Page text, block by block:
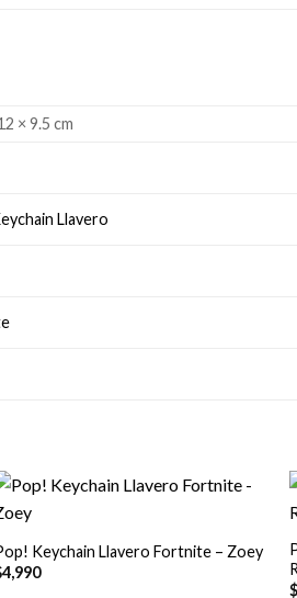
× 9.5 cm
Llavero
Keychain Llavero Fortnite – Zoey
4,990
$